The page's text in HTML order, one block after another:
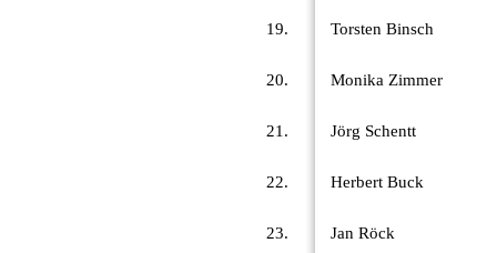
19. Torsten Binsch
20. Monika Zimmer
21. Jörg Schentt
22. Herbert Buck
23. Jan Röck